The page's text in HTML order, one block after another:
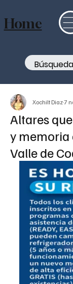
Home
Altares
y memoria
Valle de
Xochilt Diaz7